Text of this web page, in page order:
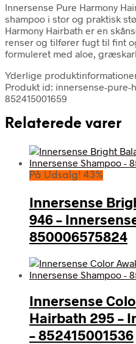
Innersense Pure Harmony
shampoo i stor og praktisk
Harmony Hairbath er en
renser og tilfører fugt til fint
formuleret med aloe,
Yderlige
Produkt id: innersense-pure-
852415001659
Relaterede varer
På Udsalg! 43%
Innersense
946 –
850006575824
Innersense
Hairbath 295 –
– 852415001536